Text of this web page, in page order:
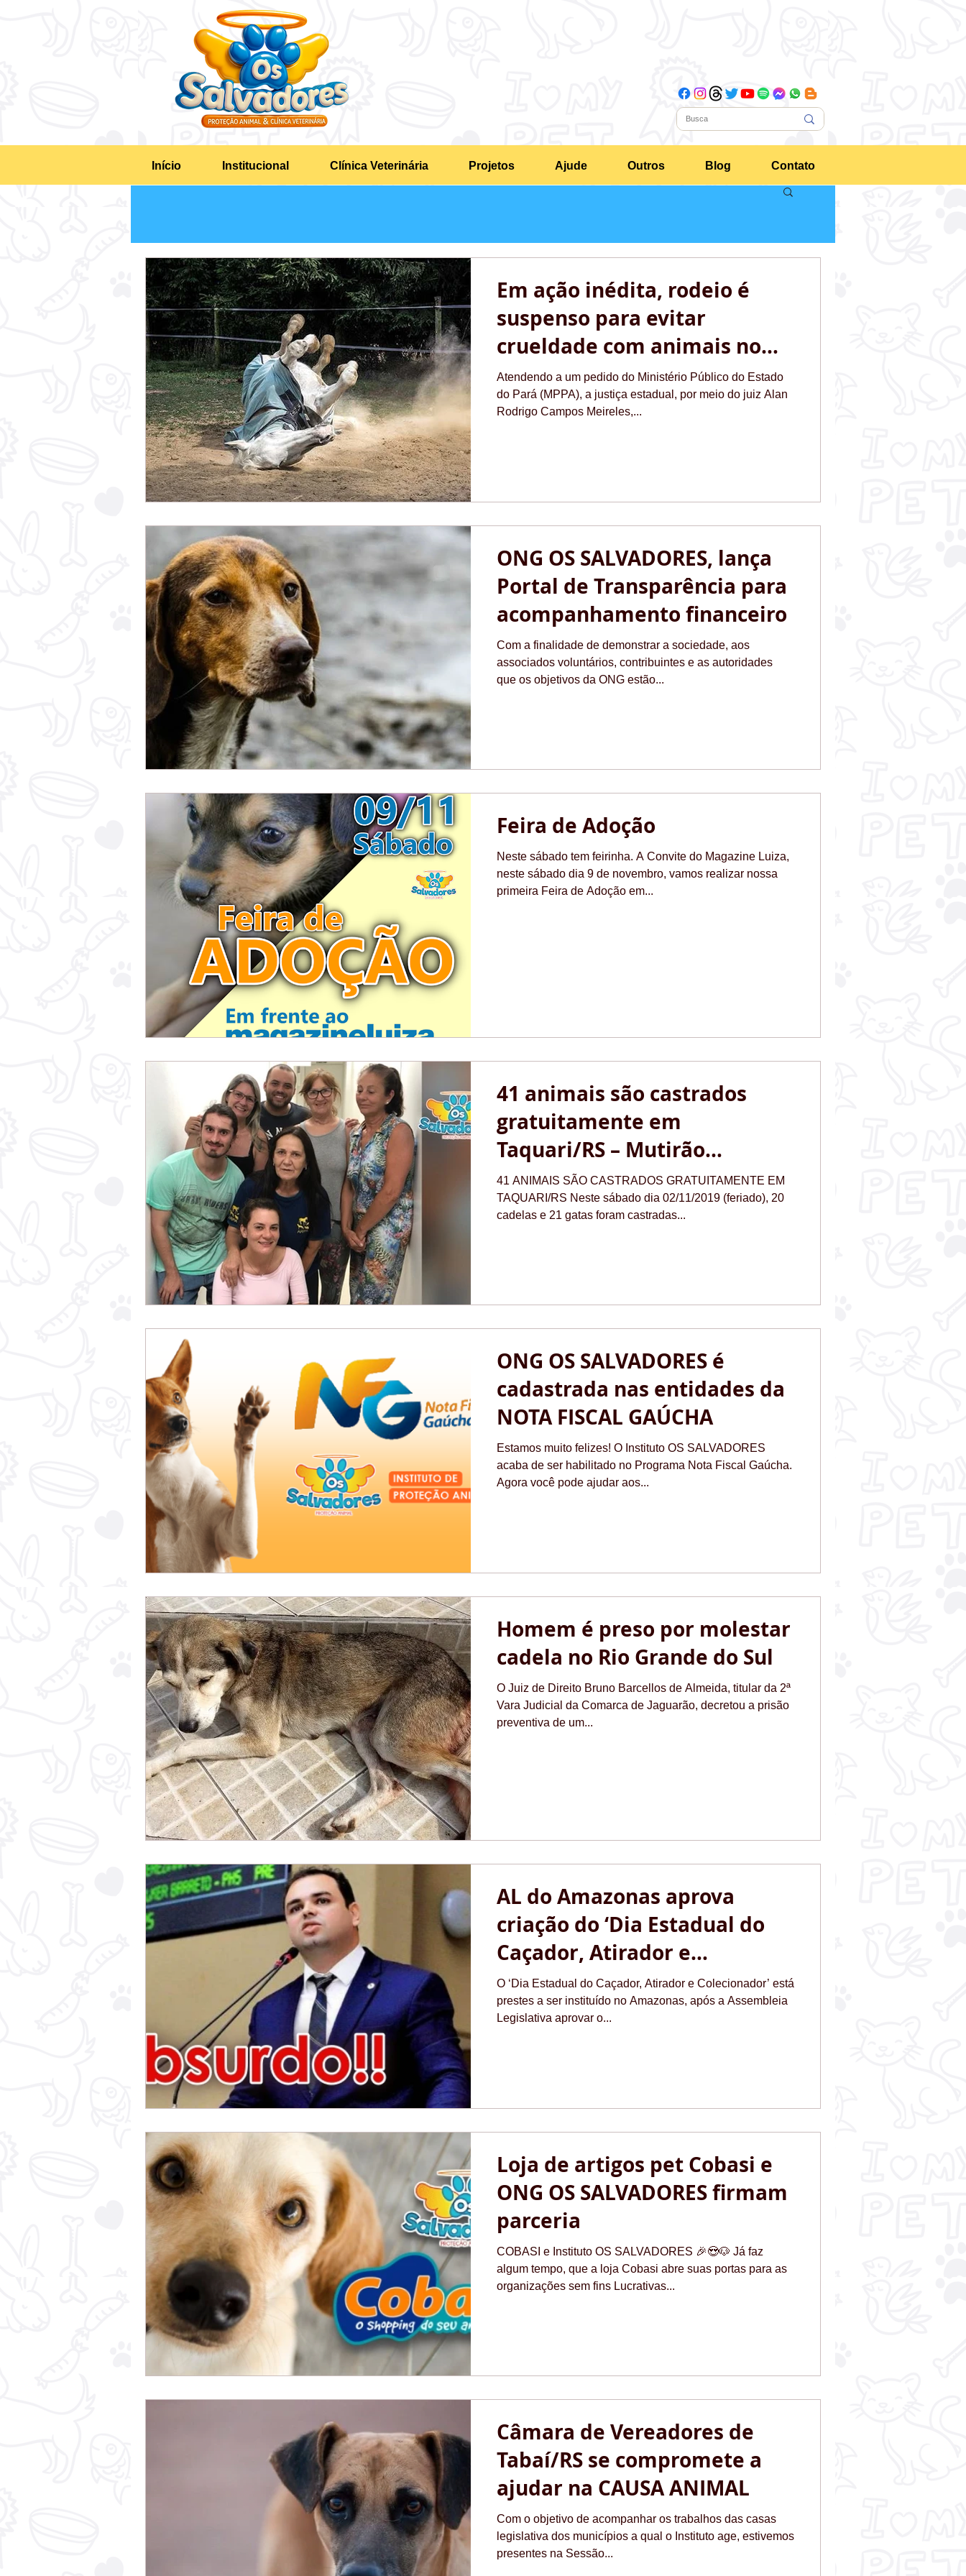
Início Institucional Clínica Veterinária Projetos Ajude Outros Blog Contato
Em ação inédita, rodeio é
suspenso para evitar
crueldade com animais no
Pará
Atendendo a um pedido do Ministério Público do Estado
do Pará (MPPA), a justiça estadual, por meio do juiz Alan
Rodrigo Campos Meireles,...
ONG OS SALVADORES, lança
Portal de Transparência para
acompanhamento financeiro
Com a finalidade de demonstrar a sociedade, aos
associados voluntários, contribuintes e as autoridades
que os objetivos da ONG estão...
Feira de Adoção
Neste sábado tem feirinha. A Convite do Magazine Luiza,
neste sábado dia 9 de novembro, vamos realizar nossa
primeira Feira de Adoção em...
41 animais são castrados
gratuitamente em
Taquari/RS – Mutirão
ARPA+Clinvet
41 ANIMAIS SÃO CASTRADOS GRATUITAMENTE EM
TAQUARI/RS Neste sábado dia 02/11/2019 (feriado), 20
cadelas e 21 gatas foram castradas...
ONG OS SALVADORES é
cadastrada nas entidades da
NOTA FISCAL GAÚCHA
Estamos muito felizes! O Instituto OS SALVADORES
acaba de ser habilitado no Programa Nota Fiscal Gaúcha.
Agora você pode ajudar aos...
Homem é preso por molestar
cadela no Rio Grande do Sul
O Juiz de Direito Bruno Barcellos de Almeida, titular da 2ª
Vara Judicial da Comarca de Jaguarão, decretou a prisão
preventiva de um...
AL do Amazonas aprova
criação do ‘Dia Estadual do
Caçador, Atirador e
Colecionador’
O ‘Dia Estadual do Caçador, Atirador e Colecionador’ está
prestes a ser instituído no Amazonas, após a Assembleia
Legislativa aprovar o...
Loja de artigos pet Cobasi e
ONG OS SALVADORES firmam
parceria
COBASI e Instituto OS SALVADORES 🎉😍🐶 Já faz
algum tempo, que a loja Cobasi abre suas portas para as
organizações sem fins Lucrativas...
Câmara de Vereadores de
Tabaí/RS se compromete a
ajudar na CAUSA ANIMAL
Com o objetivo de acompanhar os trabalhos das casas
legislativa dos municípios a qual o Instituto age, estivemos
presentes na Sessão...